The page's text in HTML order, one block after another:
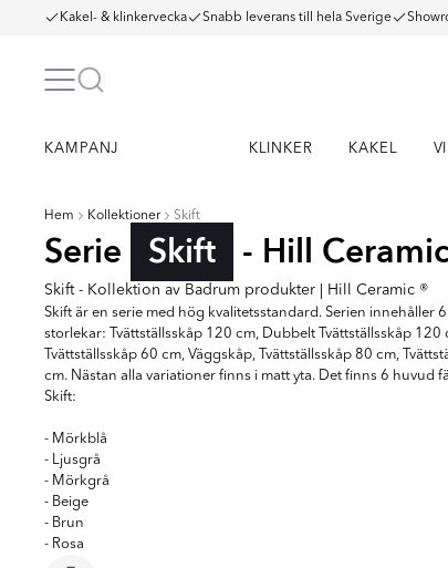
Kakel- & klinkervecka Snabb leverans till hela Sverige
KAMPANJ KLINKER KAKEL
Hem Kollektioner Skift
Serie Skift - Hill
Skift - Kollektion av Badrum produkter | Hill Ceramic ®
Skift är en serie med hög kvalitetsstandard. Serien innehåller
storlekar: Tvättställsskåp 120 cm, Dubbelt Tvättställsskåp 120
Tvättställsskåp 60 cm, Väggskåp, Tvättställsskåp 80 cm,
cm. Nästan alla variationer finns i matt yta. Det finns 6 huvud
Skift:
- Mörkblå
- Ljusgrå
- Mörkgrå
- Beige
- Brun
- Rosa